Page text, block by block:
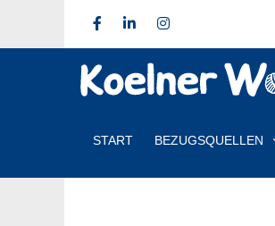
START BEZUGSQUELLEN